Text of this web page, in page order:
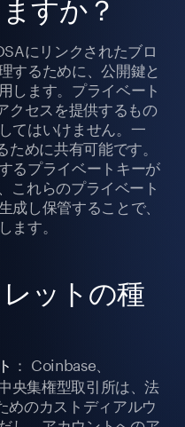
すか？
にリンクされたブロ
するために、公開鍵と
します。プライベート
クセスを提供するもの
てはいけません。一
めに共有可能です。
るプライベートキーが
これらのプライベート
し保管することで、
す。
ットの種
： Coinbase、
央集権型取引所は、法
めのカストディアルウ